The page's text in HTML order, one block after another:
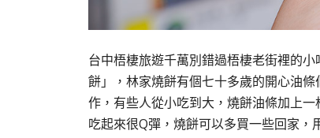
台中梧棲旅遊千萬別錯過梧棲老街裡的
餅」，林家燒餅有個七十多歲的開心油
作，有些人從小吃到大，燒餅油條加上
吃起來很Q彈，燒餅可以多買一些回家，